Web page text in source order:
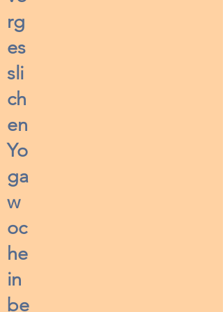
rg
es
sli
ch
en
Yo
ga
w
oc
he
in
be